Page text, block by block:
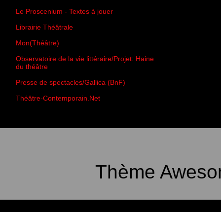
Le Proscenium - Textes à jouer
Librairie Théâtrale
Mon(Théâtre)
Observatoire de la vie littéraire/Projet: Haine
du théâtre
Presse de spectacles/Gallica (BnF)
Théâtre-Contemporain.Net
Thème